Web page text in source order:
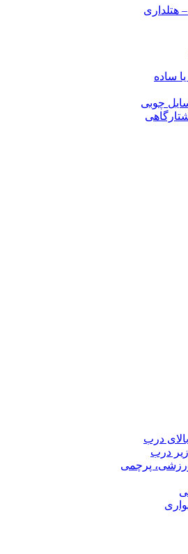
هتلداری
ساده
چوبی
درب
درب
پرچمی